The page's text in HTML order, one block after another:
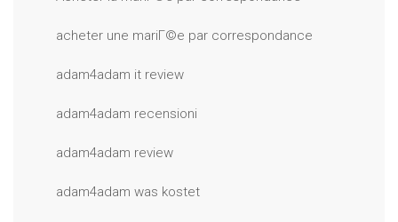
acheter une mariГ©e par correspondance
adam4adam it review
adam4adam recensioni
adam4adam review
adam4adam was kostet